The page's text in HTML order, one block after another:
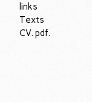
links
Texts
CV. pdf.